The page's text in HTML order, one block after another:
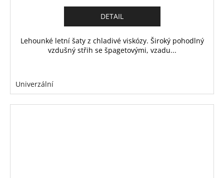
DETAIL
Lehounké letní šaty z chladivé viskózy. Široký pohodlný
vzdušný střih se špagetovými, vzadu...
Univerzální